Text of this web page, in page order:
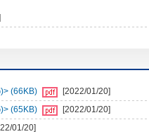
(66KB)
[2022/01/20]
(65KB)
[2022/01/20]
01/20]